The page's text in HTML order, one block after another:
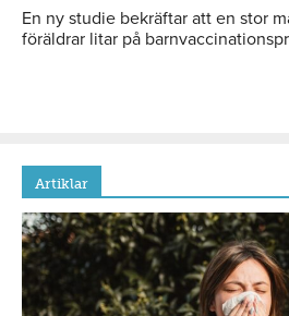
En ny studie bekräftar att en stor
föräldrar litar på
Artiklar